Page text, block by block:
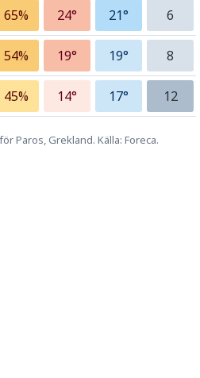
65% 24° 21° 6
54% 19° 19° 8
45% 14° 17° 12
Paros, Grekland. Källa: Foreca.